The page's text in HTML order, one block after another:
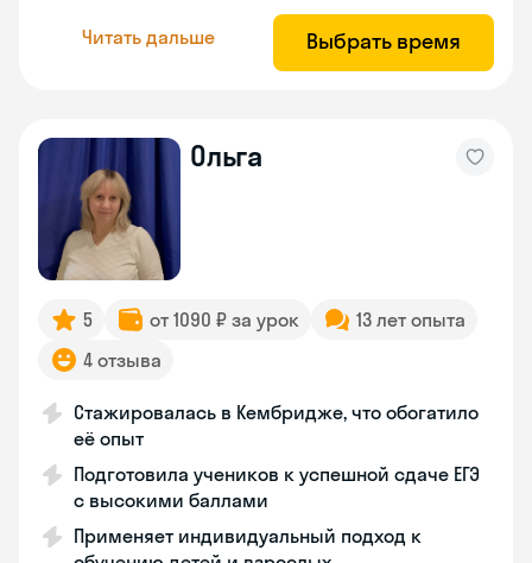
Читать дальше Выбрать время
Ольга
5 от 1090 ₽ за урок
13 лет опыта
4 отзыва
Стажировалась в Кембридже, что обогатило
её опыт
Подготовила учеников к успешной сдаче ЕГЭ
с высокими баллами
Применяет индивидуальный подход к